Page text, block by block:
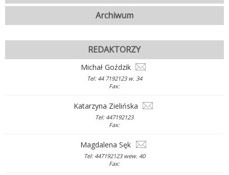
Archiwum
REDAKTORZY
Michał Goździk
Tel: 44 7192123 w. 34
Fax:
Katarzyna Zielińska
Tel: 447192123
Fax:
Magdalena Sęk
Tel: 447192123 wew. 40
Fax: